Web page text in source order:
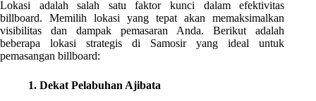
Lokasi adalah salah satu faktor kunci dalam efektivitas
billboard. Memilih lokasi yang tepat akan memaksimalkan
visibilitas dan dampak pemasaran Anda. Berikut adalah
beberapa lokasi strategis di Samosir yang ideal untuk
pemasangan billboard:
1. Dekat Pelabuhan Ajibata